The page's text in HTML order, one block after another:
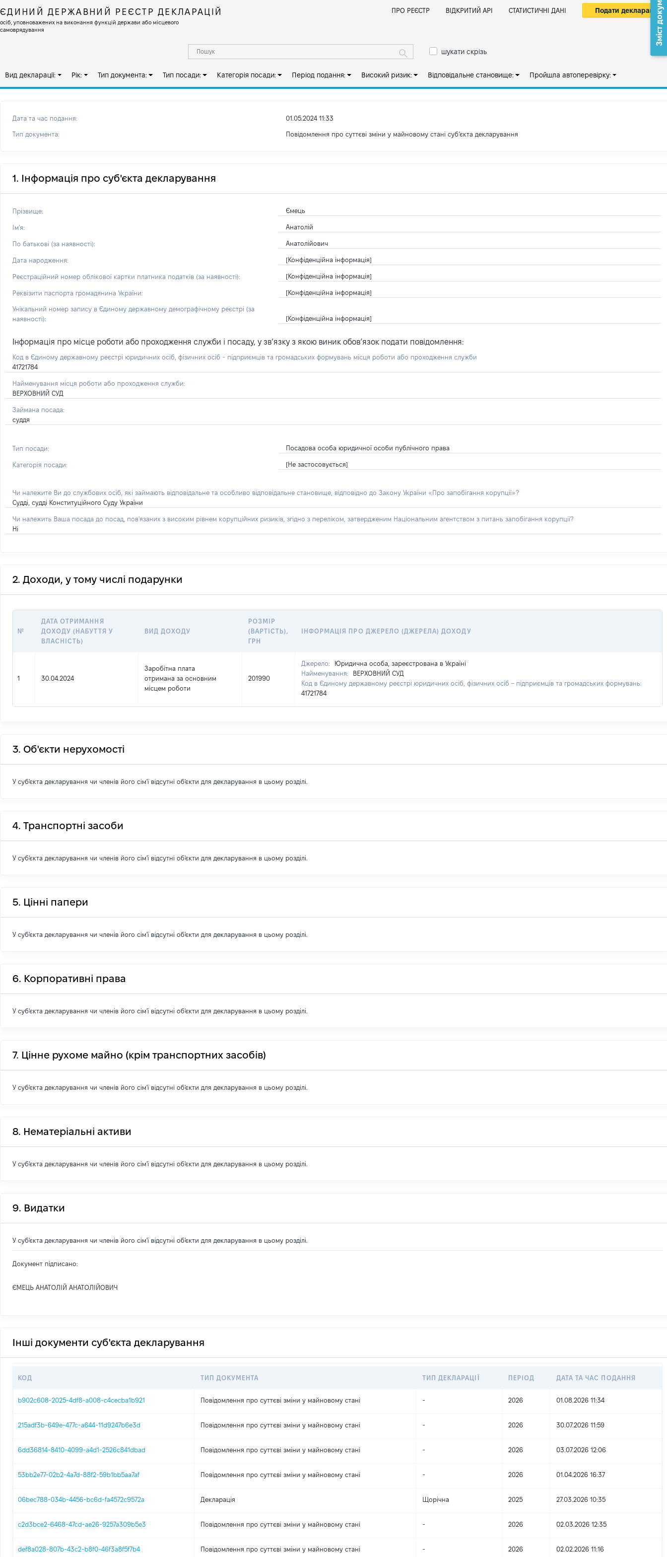
ЄДИНИЙ ДЕРЖАВНИЙ РЕЄСТР ДЕКЛАРАЦІЙ
осіб, уповноважених на виконання функцій держави або місцевого
самоврядування
ПРО РЕЄСТР ВІДКРИТИЙ АРІ СТАТИСТИЧНІ ДАНІ Подати декларацію
шукати скрізь
Вид декларації: Рік: Тип документа: Тип посади: Категорія посади: Період подання: Високий ризик: Відповідальне становище: Пройшла автоперевірку:
Дата та час подання: 01.05.2024 11:33
Тип документа: Повідомлення про суттєві зміни у майновому стані субʼєкта декларування
1. Інформація про суб'єкта декларування
Прізвище: Ємець
Ім'я: Анатолій
По батькові (за наявності): Анатолійович
Дата народження: [Конфіденційна інформація]
Реєстраційний номер облікової картки платника податків (за наявності): [Конфіденційна інформація]
Реквізити паспорта громадянина України: [Конфіденційна інформація]
Унікальний номер запису в Єдиному державному демографічному реєстрі (за
наявності):
[Конфіденційна інформація]
Інформація про місце роботи або проходження служби і посаду, у зв’язку з якою виник обов’язок подати повідомлення:
Код в Єдиному державному реєстрі юридичних осіб, фізичних осіб - підприємців та громадських формувань місця роботи або проходження служби
41721784
Найменування місця роботи або проходження служби:
ВЕРХОВНИЙ СУД
Займана посада:
суддя
Тип посади: Посадова особа юридичної особи публічного права
Категорія посади: [Не застосовується]
Чи належите Ви до службових осіб, які займають відповідальне та особливо відповідальне становище, відповідно до Закону України «Про запобігання корупції»?
Судді, судді Конституційного Суду України
Чи належить Ваша посада до посад, пов'язаних з високим рівнем корупційних ризиків, згідно з переліком, затвердженим Національним агентством з питань запобігання корупції?
Ні
2. Доходи, у тому числі подарунки
№
ДАТА ОТРИМАННЯ
ДОХОДУ (НАБУТТЯ У
ВЛАСНІСТЬ)
ВИД ДОХОДУ
РОЗМІР
(ВАРТІСТЬ),
ГРН
ІНФОРМАЦІЯ ПРО ДЖЕРЕЛО (ДЖЕРЕЛА) ДОХОДУ
1 30.04.2024
Заробітна плата
отримана за основним
місцем роботи
201990
Джерело:
Юридична особа, зареєстрована в Україні
Найменування:
ВЕРХОВНИЙ СУД
Код в Єдиному державному реєстрі юридичних осіб, фізичних осіб – підприємців та громадських формувань:
41721784
3. Об'єкти нерухомості
У суб'єкта декларування чи членів його сім'ї відсутні об'єкти для декларування в цьому розділі.
4. Транспортні засоби
У суб'єкта декларування чи членів його сім'ї відсутні об'єкти для декларування в цьому розділі.
5. Цінні папери
У суб'єкта декларування чи членів його сім'ї відсутні об'єкти для декларування в цьому розділі.
6. Корпоративні права
У суб'єкта декларування чи членів його сім'ї відсутні об'єкти для декларування в цьому розділі.
7. Цінне рухоме майно (крім транспортних засобів)
У суб'єкта декларування чи членів його сім'ї відсутні об'єкти для декларування в цьому розділі.
8. Нематеріальні активи
У суб'єкта декларування чи членів його сім'ї відсутні об'єкти для декларування в цьому розділі.
9. Видатки
У суб'єкта декларування чи членів його сім'ї відсутні об'єкти для декларування в цьому розділі.
Документ підписано:
ЄМЕЦЬ АНАТОЛІЙ АНАТОЛІЙОВИЧ
Зміст документа
Інші документи суб'єкта декларування
КОД ТИП ДОКУМЕНТА ТИП ДЕКЛАРАЦІЇ ПЕРІОД ДАТА ТА ЧАС ПОДАННЯ
b902c608-2025-4df8-a008-c4cecba1b921 Повідомлення про суттєві зміни y майновому стані - 2026 01.08.2026 11:34
215adf3b-649e-477c-a644-11d9247b6e3d Повідомлення про суттєві зміни y майновому стані - 2026 30.07.2026 11:59
6dd36814-8410-4099-a4d1-2526c841dbad Повідомлення про суттєві зміни y майновому стані - 2026 03.07.2026 12:06
53bb2e77-02b2-4a7d-88f2-59b1bb5aa7af Повідомлення про суттєві зміни y майновому стані - 2026 01.04.2026 16:37
06bec788-034b-4456-bc6d-fa4572c9572a Декларація Щорічна 2025 27.03.2026 10:35
c2d3bce2-6468-47cd-ae26-9257a309b5e3 Повідомлення про суттєві зміни y майновому стані - 2026 02.03.2026 12:35
def8a028-807b-43c2-b8f0-46f3a8f5f7b4 Повідомлення про суттєві зміни y майновому стані - 2026 02.02.2026 11:16